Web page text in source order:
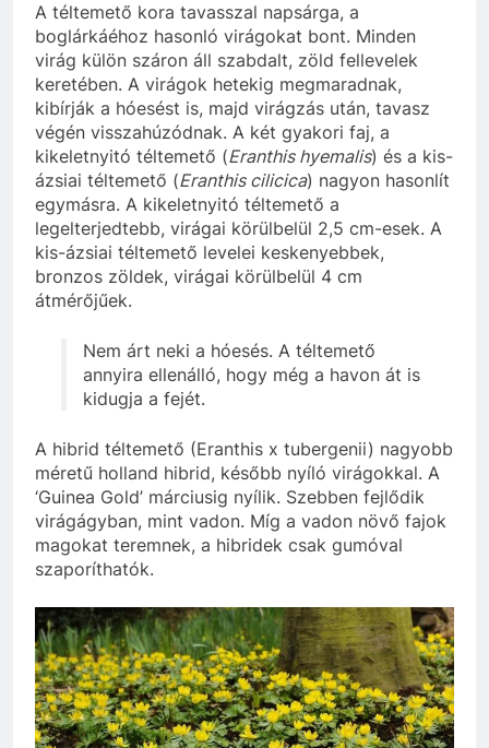
A téltemető kora tavasszal napsárga, a
boglárkáéhoz hasonló virágokat bont. Minden
virág külön száron áll szabdalt, zöld fellevelek
keretében. A virágok hetekig megmaradnak,
kibírják a hóesést is, majd virágzás után, tavasz
végén visszahúzódnak. A két gyakori faj, a
kikeletnyitó téltemető (Eranthis hyemalis) és a kis-
ázsiai téltemető (Eranthis cilicica) nagyon hasonlít
egymásra. A kikeletnyitó téltemető a
legelterjedtebb, virágai körülbelül 2,5 cm-esek. A
kis-ázsiai téltemető levelei keskenyebbek,
bronzos zöldek, virágai körülbelül 4 cm
átmérőjűek.
Nem árt neki a hóesés. A téltemető
annyira ellenálló, hogy még a havon át is
kidugja a fejét.
A hibrid téltemető (Eranthis x tubergenii) nagyobb
méretű holland hibrid, később nyíló virágokkal. A
‘Guinea Gold’ márciusig nyílik. Szebben fejlődik
virágágyban, mint vadon. Míg a vadon növő fajok
magokat teremnek, a hibridek csak gumóval
szaporíthatók.